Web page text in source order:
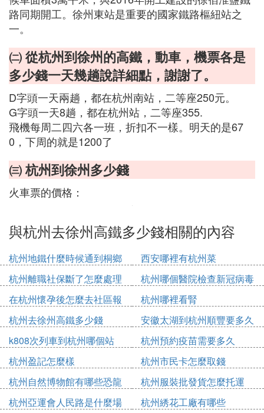
路同期開工。徐州東站是重要的國家鐵路樞紐站之
一。
㈡ 從杭州到徐州的高鐵，動車，機票各是
多少錢一天幾趟說詳細點，謝謝了。
D字頭一天兩趟，都在杭州南站，二等座250元。
G字頭一天8趟，都在杭州站，二等座355.
飛機每周二四六各一班，折扣不一樣。明天的是67
0，下周的就是1200了
㈢ 杭州到徐州多少錢
火車票的價格：
與杭州去徐州高鐵多少錢相關的內容
杭州地鐵什麼時候通到桐鄉
西安哪裡有杭州菜
杭州離職社保斷了怎麼處理
杭州哪個醫院檢查新冠病毒
在杭州懷孕後怎麼去社區報
備
杭州哪裡看腎
杭州去徐州高鐵多少錢
安徽太湖到杭州順豐要多久
k808次列車到杭州哪個站
杭州預約疫苗需要多久
杭州盈記怎麼樣
杭州市民卡怎麼取錢
杭州自然博物館有哪些恐龍
杭州服裝批發貨怎麼托運
杭州亞運會人民路是什麼場
杭州綉花工廠有哪些